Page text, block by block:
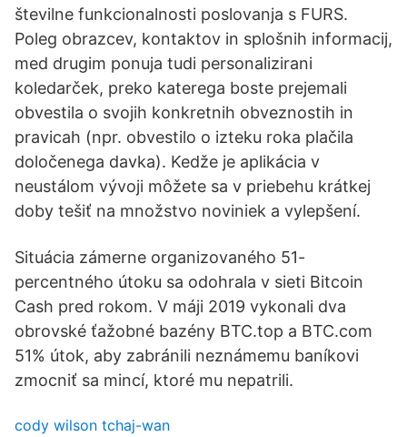
številne funkcionalnosti poslovanja s FURS.
Poleg obrazcev, kontaktov in splošnih informacij,
med drugim ponuja tudi personalizirani
koledarček, preko katerega boste prejemali
obvestila o svojih konkretnih obveznostih in
pravicah (npr. obvestilo o izteku roka plačila
določenega davka). Kedže je aplikácia v
neustálom vývoji môžete sa v priebehu krátkej
doby tešiť na množstvo noviniek a vylepšení.
Situácia zámerne organizovaného 51-
percentného útoku sa odohrala v sieti Bitcoin
Cash pred rokom. V máji 2019 vykonali dva
obrovské ťažobné bazény BTC.top a BTC.com
51% útok, aby zabránili neznámemu baníkovi
zmocniť sa mincí, ktoré mu nepatrili.
cody wilson tchaj-wan